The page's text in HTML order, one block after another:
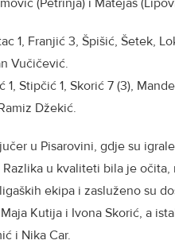
1, Franjić 3, Špišić, Šetek,
Vučičević.
Stipčić 1, Skorić 7 (3),
Džekić.
u Pisarovini, gdje su
u kvaliteti bila je očita,
ekipa i zasluženo su
Kutija i Ivona Skorić, a
i Nika Car.